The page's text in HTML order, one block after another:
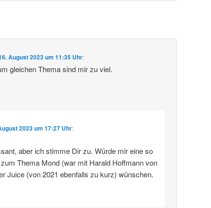
August 2023 um 11:35 Uhr:
gleichen Thema sind mir zu viel.
2023 um 17:27 Uhr:
aber ich stimme Dir zu. Würde mir eine so
Thema Mond (war mit Harald Hoffmann von
Juice (von 2021 ebenfalls zu kurz) wünschen.